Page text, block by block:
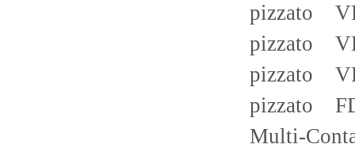
pizzato
pizzato
pizzato
pizzato
Multi-